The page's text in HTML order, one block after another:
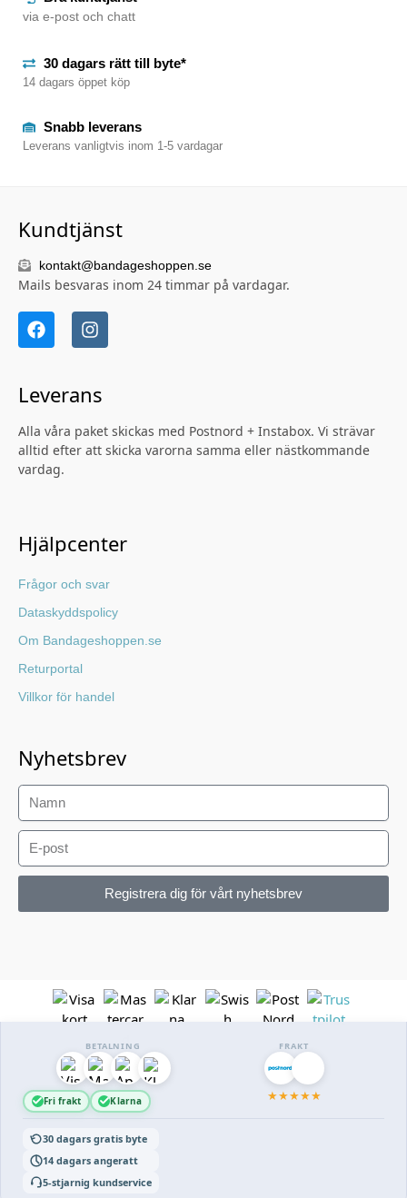
via e-post och chatt
30 dagars rätt till byte*
14 dagars öppet köp
Snabb leverans
Leverans vanligtvis inom 1-5 vardagar
Kundtjänst
kontakt@bandageshoppen.se
Mails besvaras inom 24 timmar på vardagar.
Leverans
Alla våra paket skickas med Postnord + Instabox. Vi strävar
alltid efter att skicka varorna samma eller nästkommande
vardag.
Hjälpcenter
Frågor och svar
Dataskyddspolicy
Om Bandageshoppen.se
Returportal
Villkor för handel
Nyhetsbrev
Registrera dig för vårt nyhetsbrev
BETALNING
Fri frakt Klarna
FRAKT
★★★★★
30 dagars gratis byte
14 dagars angeratt
5-stjarnig kundservice